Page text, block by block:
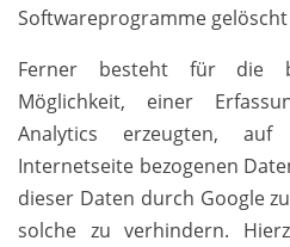
Softwareprogramme
Ferner besteht für die
Möglichkeit, einer
Analytics erzeugten,
Internetseite bezogenen
dieser Daten durch Google
solche zu verhindern.